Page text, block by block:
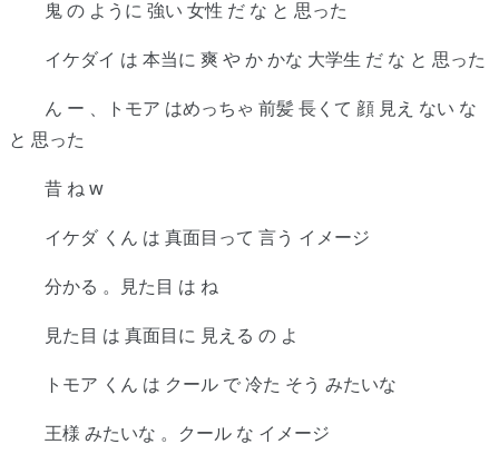
鬼 の ように 強い 女性 だ な と 思った
イケダイ は 本当に 爽 や か かな 大学生 だ な と 思った
ん ー 、トモア はめっちゃ 前髪 長くて 顔 見え ない な
と 思った
昔 ね w
イケダ くん は 真面目って 言う イメージ
分かる 。見た目 は ね
見た目 は 真面目に 見える の よ
トモア くん は クール で 冷た そう みたいな
王様 みたいな 。クール な イメージ